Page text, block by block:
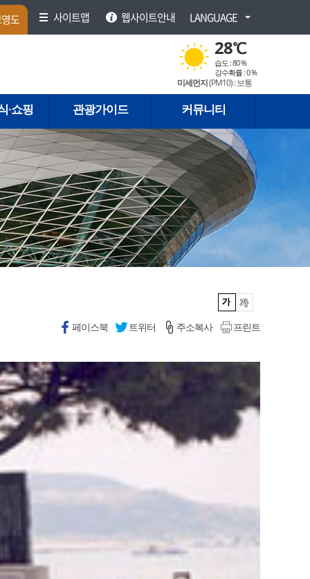
도 사이트맵 웹사이트안내 LANGUAGE
28℃
습도 :80 %
강수확률 :0 %
미세먼지(PM10) :보통
·쇼핑 관광가이드 커뮤니티
페이스북 트위터 주소복사 프린트